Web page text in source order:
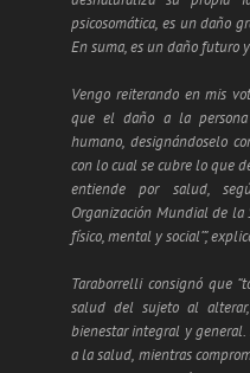
psicosomática, es un daño
En suma, es un daño futuro y
Vengo reiterando en mis
que el daño a la
humano, designándoselo
con lo cual se cubre lo que
entiende por salud,
Organización Mundial de la
físico, mental y social’”,
Taraborrelli consignó que
salud del sujeto al
bienestar integral y general.
a la salud, mientras